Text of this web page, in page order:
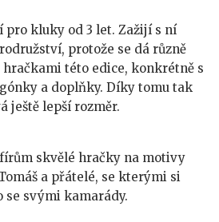
pro kluky od 3 let. Zažijí s ní
protože se dá různě
této edice, konkrétně s
a doplňky. Díky tomu tak
ještě lepší rozměr.
skvělé hračky na motivy
a přátelé, se kterými si
se svými kamarády.